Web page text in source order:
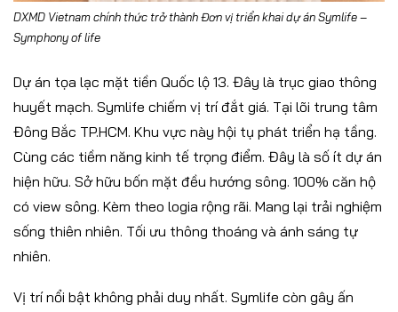
DXMD Vietnam chính thức trở thành Đơn vị triển khai dự án Symlife –
Symphony of life
Dự án tọa lạc mặt tiền Quốc lộ 13. Đây là trục giao thông
huyết mạch. Symlife chiếm vị trí đắt giá. Tại lõi trung tâm
Đông Bắc TP.HCM. Khu vực này hội tụ phát triển hạ tầng.
Cùng các tiềm năng kinh tế trọng điểm. Đây là số ít dự án
hiện hữu. Sở hữu bốn mặt đều hướng sông. 100% căn hộ
có view sông. Kèm theo logia rộng rãi. Mang lại trải nghiệm
sống thiên nhiên. Tối ưu thông thoáng và ánh sáng tự
nhiên.
Vị trí nổi bật không phải duy nhất. Symlife còn gây ấn